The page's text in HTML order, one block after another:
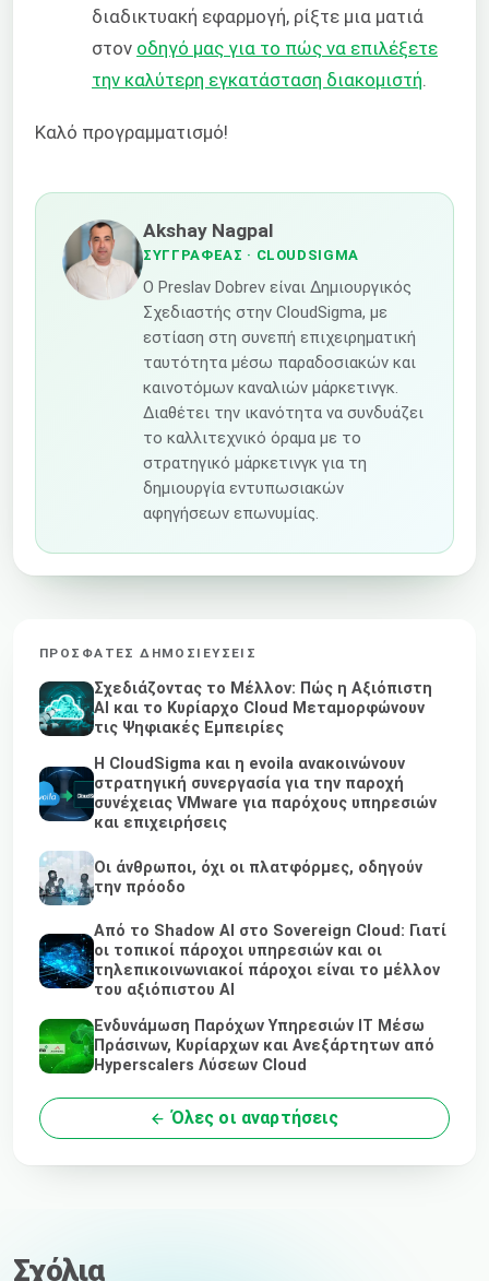
διαδικτυακή εφαρμογή, ρίξτε μια ματιά
στον οδηγό μας για το πώς να επιλέξετε
την καλύτερη εγκατάσταση διακομιστή
Καλό προγραμματισμό!
Akshay Nagpal
ΣΥΓΓΡΑΦΈΑΣ · CLOUDSIGMA
Ο Preslav Dobrev είναι Δημιουργικός
Σχεδιαστής στην CloudSigma, με
εστίαση στη συνεπή επιχειρηματική
ταυτότητα μέσω παραδοσιακών και
καινοτόμων καναλιών μάρκετινγκ.
Διαθέτει την ικανότητα να συνδυάζει
το καλλιτεχνικό όραμα με το
στρατηγικό μάρκετινγκ για τη
δημιουργία εντυπωσιακών
αφηγήσεων επωνυμίας.
ΠΡΌΣΦΑΤΕΣ ΔΗΜΟΣΙΕΎΣΕΙΣ
Σχεδιάζοντας το Μέλλον: Πώς η Αξιόπιστη
AI και το Κυρίαρχο Cloud Μεταμορφώνουν
τις Ψηφιακές Εμπειρίες
Η CloudSigma και η evoila ανακοινώνουν
στρατηγική συνεργασία για την παροχή
συνέχειας VMware για παρόχους υπηρεσιών
και επιχειρήσεις
Οι άνθρωποι, όχι οι πλατφόρμες, οδηγούν
την πρόοδο
Από το Shadow AI στο Sovereign Cloud: Γιατί
οι τοπικοί πάροχοι υπηρεσιών και οι
τηλεπικοινωνιακοί πάροχοι είναι το μέλλον
του αξιόπιστου AI
Ενδυνάμωση Παρόχων Υπηρεσιών IT Μέσω
Πράσινων, Κυρίαρχων και Ανεξάρτητων από
Hyperscalers Λύσεων Cloud
Όλες οι αναρτήσεις
Σχόλια